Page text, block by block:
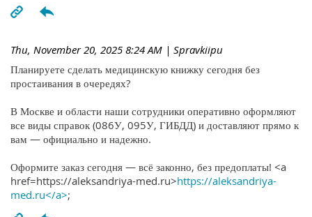
Thu, November 20, 2025 8:24 AM | Spravkiipu
Планируете сделать медицинскую книжку сегодня без
простаивания в очередях?
В Москве и области наши сотрудники оперативно оформляют
все виды справок (086У, 095У, ГИБДД) и доставляют прямо к
вам — официально и надежно.
Оформите заказ сегодня — всё законно, без предоплаты! <a
href=https://aleksandriya-med.ru>https://aleksandriya-
med.ru</a>;